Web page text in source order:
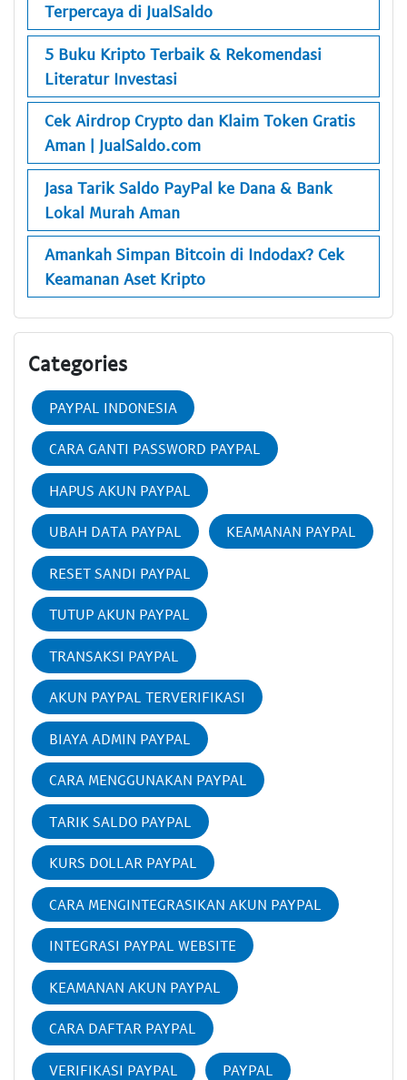
Terpercaya di JualSaldo
5 Buku Kripto Terbaik & Rekomendasi
Literatur Investasi
Cek Airdrop Crypto dan Klaim Token Gratis
Aman | JualSaldo.com
Jasa Tarik Saldo PayPal ke Dana & Bank
Lokal Murah Aman
Amankah Simpan Bitcoin di Indodax? Cek
Keamanan Aset Kripto
Categories
PAYPAL INDONESIA
CARA GANTI PASSWORD PAYPAL
HAPUS AKUN PAYPAL
UBAH DATA PAYPAL KEAMANAN PAYPAL
RESET SANDI PAYPAL
TUTUP AKUN PAYPAL
TRANSAKSI PAYPAL
AKUN PAYPAL TERVERIFIKASI
BIAYA ADMIN PAYPAL
CARA MENGGUNAKAN PAYPAL
TARIK SALDO PAYPAL
KURS DOLLAR PAYPAL
CARA MENGINTEGRASIKAN AKUN PAYPAL
INTEGRASI PAYPAL WEBSITE
KEAMANAN AKUN PAYPAL
CARA DAFTAR PAYPAL
VERIFIKASI PAYPAL PAYPAL